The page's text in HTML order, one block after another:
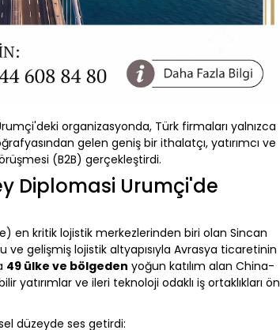
organizasyonda, Türk firmaları yalnızca
gelen geniş bir ithalatçı, yatırımcı ve
(B2B) gerçekleştirdi.
Diplomasi Urumçi'de
en kritik lojistik merkezlerinden biri olan Sincan
gelişmiş lojistik altyapısıyla Avrasya ticaretinin
49 ülke ve bölgeden yoğun katılım alan China-
yatırımlar ve ileri teknoloji odaklı iş ortaklıkları ön
düzeyde ses getirdi: